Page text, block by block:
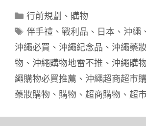
分
類
行前規劃 、 購物
標
籤
伴手禮 、 戰利品 、 日本 、 沖繩
沖繩必買 、 沖繩紀念品 、 沖繩藥
物 、 沖繩購物地雷不推 、 沖繩購
繩購物必買推薦 、 沖繩超商超市
藥妝購物 、 購物 、 超商購物 、 超